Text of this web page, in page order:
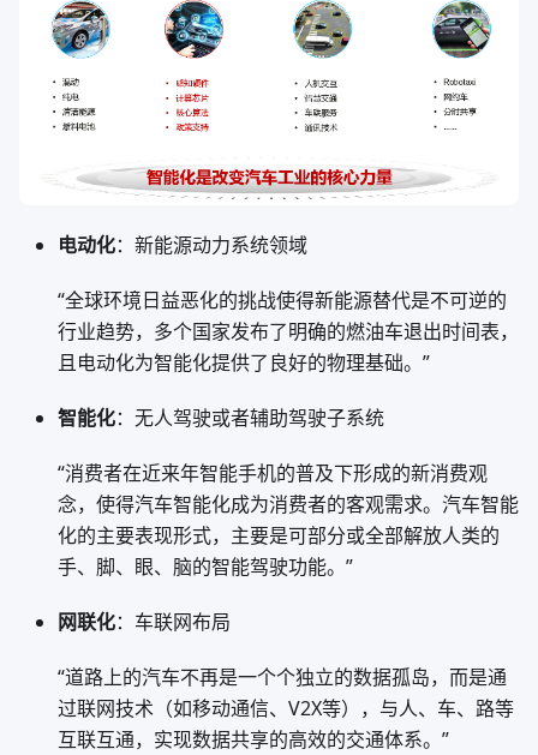
电动化：新能源动力系统领域
“全球环境日益恶化的挑战使得新能源替代是不可逆的
行业趋势，多个国家发布了明确的燃油车退出时间表，
且电动化为智能化提供了良好的物理基础。”
智能化：无人驾驶或者辅助驾驶子系统
“消费者在近来年智能手机的普及下形成的新消费观
念，使得汽车智能化成为消费者的客观需求。汽车智能
化的主要表现形式，主要是可部分或全部解放人类的
手、脚、眼、脑的智能驾驶功能。”
网联化：车联网布局
“道路上的汽车不再是一个个独立的数据孤岛，而是通
过联网技术（如移动通信、V2X等），与人、车、路等
互联互通，实现数据共享的高效的交通体系。”